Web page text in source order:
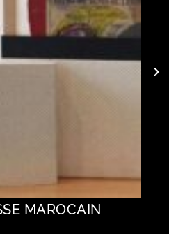
MAROCAIN